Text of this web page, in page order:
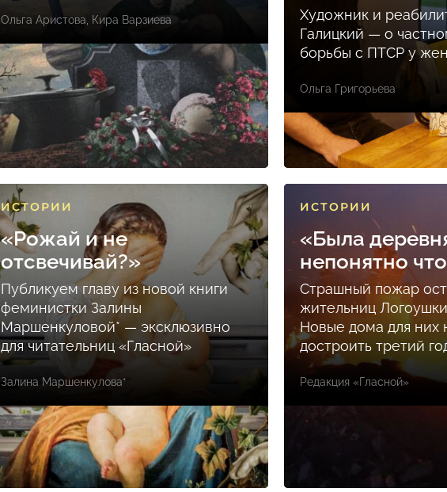
Ольга Аристова Кира Варзиева
Художник и
Галицкий — о
борьбы с ПТСР у
Ольга Григорьева
ИСТОРИИ
«Рожай и не
отсвечивай?»
Публикуем главу из новой книги
феминистки Залины
Маршенкуловой* — эксклюзивно
для читательниц «Гласной»
Залина Маршенкулова*
ИСТОРИИ
«Была
непонятно
Страшный пожар
жительниц
Новые дома для них
достроить третий
Редакция «Гласной»